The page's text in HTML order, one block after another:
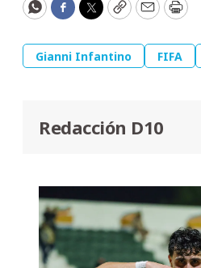
WhatsApp
Facebook
Twitter
CopyEmailPrint
Gianni Infantino FIFA
Redacción D10